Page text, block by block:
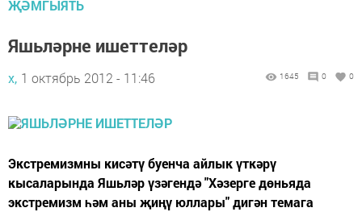
ҖӘМГЫЯТЬ
Яшьләрне ишеттеләр
х, 1 октябрь 2012 - 11:46 1645 0 0
Экстремизмны кисәтү буенча айлык үткәрү
кысаларында Яшьләр үзәгендә "Хәзерге дөньяда
экстремизм һәм аны җиңү юллары" дигән темага